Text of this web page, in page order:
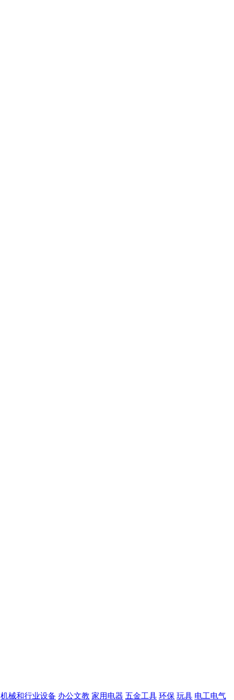
机械和行业设备 办公文教 家用电器 五金工具 环保 玩具 电工电气